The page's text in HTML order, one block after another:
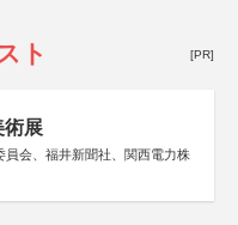
ト [PR]
術展
会、福井新聞社、関西電力株